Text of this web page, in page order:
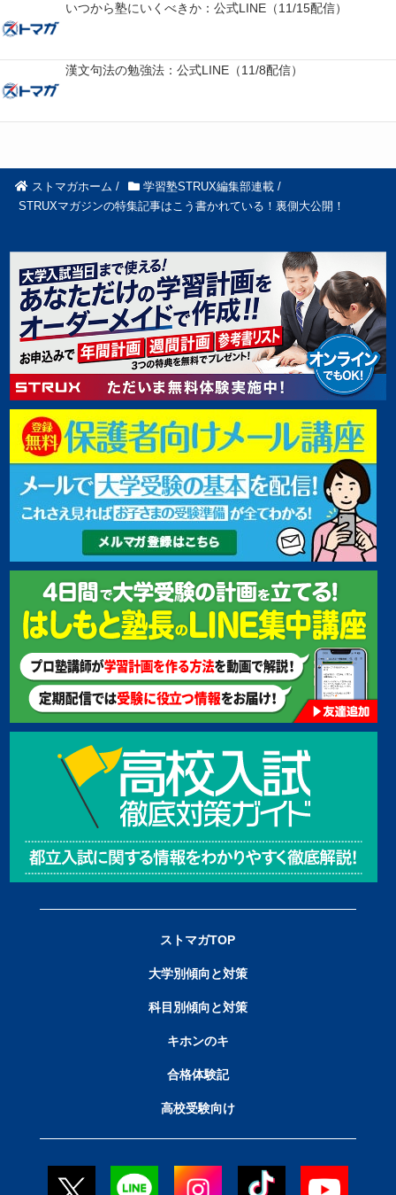
いつから塾にいくべきか：公式LINE（11/15配信）
漢文句法の勉強法：公式LINE（11/8配信）
ストマガホーム / 学習塾STRUX編集部連載 /
STRUXマガジンの特集記事はこう書かれている！裏側大公開！
ストマガTOP
大学別傾向と対策
科目別傾向と対策
キホンのキ
合格体験記
高校受験向け